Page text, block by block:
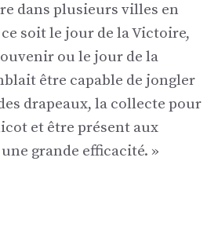
dans plusieurs villes en
soit le jour de la Victoire,
ou le jour de la
être capable de jongler
drapeaux, la collecte pour
et être présent aux
grande efficacité. »